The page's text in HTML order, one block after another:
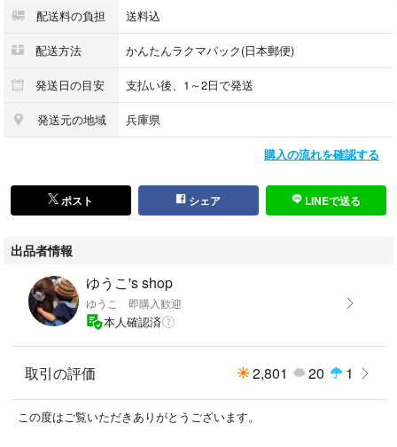
配送料の負担 送料込
配送方法 かんたんラクマパック(日本郵便)
発送日の目安 支払い後、1～2日で発送
発送元の地域 兵庫県
購入の流れを確認する
ポスト シェア LINEで送る
出品者情報
ゆうこ's shop
ゆうこ 即購入歓迎
本人確認済
取引の評価 2,801 20 1
この度はご覧いただきありがとうございます。